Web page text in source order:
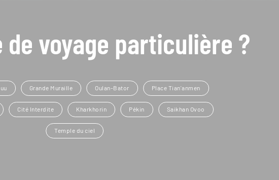
de voyage particulière ?
Grande Muraille Oulan-Bator Place Tian'anmen
Cité Interdite Kharkhorin Pékin Saikhan Ovoo
Temple du ciel